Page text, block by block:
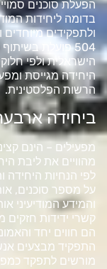
הפעלת סוכנים
בדומה ליחידות
ולתפקידים מיוחדים
504 פועלת
הישראלית ולפי
היחידה מגייסת
הרשות הפלסטינית.
ביחידה
מפעילים – הינם
מהוויים את ליבת
לפי הנחיות
על מספר סוכנים,
והמידע המודיעיני
קשרי ידידות חזקים
הם חווים יחד
התפקיד מבצעים
מורשים לתפקד